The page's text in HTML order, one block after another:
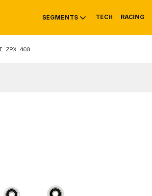
SEGMENTS TECH RACING
ZRX 400